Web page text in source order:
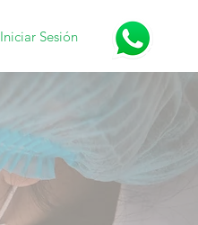
Iniciar Sesión